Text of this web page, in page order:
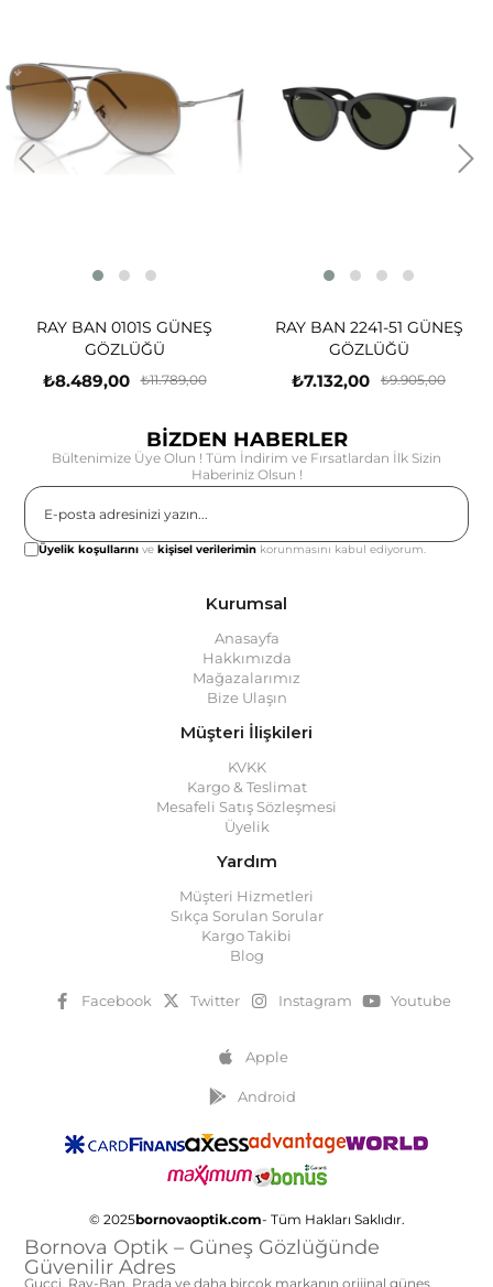
0101S GÜNEŞ
₺11.789,00
RAY BAN 2241-51 GÜNEŞ
₺7.132,00 ₺9.905,00
RAY
BİZDEN HABERLER
Bültenimize Üye Olun ! Tüm İndirim ve Fırsatlardan İlk Sizin
Haberiniz Olsun !
Üyelik koşullarını vekişisel verilerimin korunmasını kabul ediyorum.
Kurumsal
Anasayfa
Hakkımızda
Mağazalarımız
Bize Ulaşın
Müşteri İlişkileri
KVKK
Kargo & Teslimat
Mesafeli Satış Sözleşmesi
Üyelik
Yardım
Müşteri Hizmetleri
Sıkça Sorulan Sorular
Kargo Takibi
Blog
Facebook Twitter Instagram Youtube
Apple
Android
© 2025bornovaoptik.com- Tüm Hakları Saklıdır.
Bornova Optik – Güneş Gözlüğünde
Güvenilir Adres
Gucci, Ray-Ban, Prada ve daha birçok markanın orijinal güneş